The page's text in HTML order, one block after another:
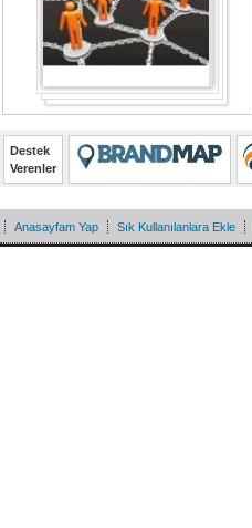
Destek
Verenler
Anasayfam Yap Sık Kullanılanlara Ekle